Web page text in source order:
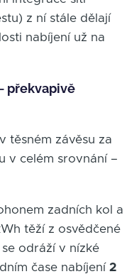
z ní stále dělají
nabíjení už na
překvapivě
těsném závěsu za
v celém srovnání –
zadních kol a
těží z osvědčené
odráží v nízké
čase nabíjení 2